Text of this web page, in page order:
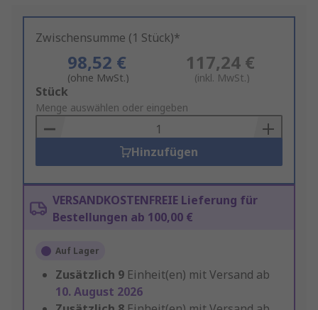
Zwischensumme (1 Stück)*
98,52 €
(ohne MwSt.)
117,24 €
(inkl. MwSt.)
Add
to
Basket
Stück
Menge auswählen oder eingeben
Hinzufügen
VERSANDKOSTENFREIE Lieferung für
Bestellungen ab 100,00 €
Auf Lager
Zusätzlich 9 Einheit(en) mit Versand ab
10. August 2026